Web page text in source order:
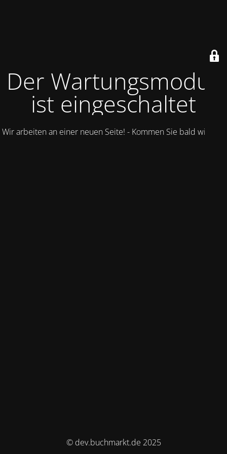
Der Wartungsmodus
ist eingeschaltet
Wir arbeiten an einer neuen Seite! - Kommen Sie bald wieder.
© dev.buchmarkt.de 2025